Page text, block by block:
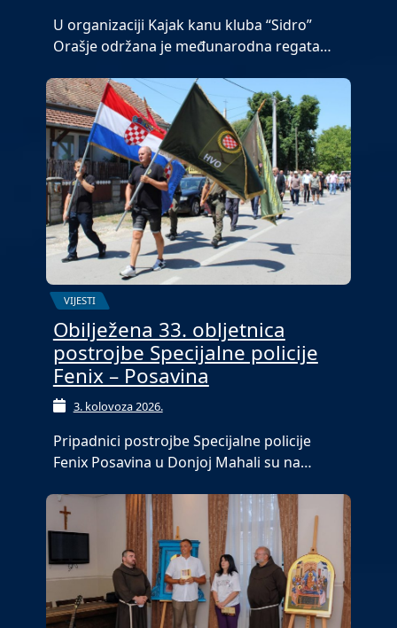
U organizaciji Kajak kanu kluba “Sidro”
Orašje održana je međunarodna regata…
VIJESTI
Obilježena 33. obljetnica
postrojbe Specijalne policije
Fenix – Posavina
3. kolovoza 2026.
Pripadnici postrojbe Specijalne policije
Fenix Posavina u Donjoj Mahali su na…